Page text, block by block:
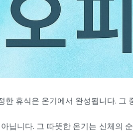
한 휴식은 온기에서 완성됩니다.
닙니다. 그 따뜻한 온기는 신체의